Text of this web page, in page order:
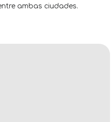
ambas ciudades.